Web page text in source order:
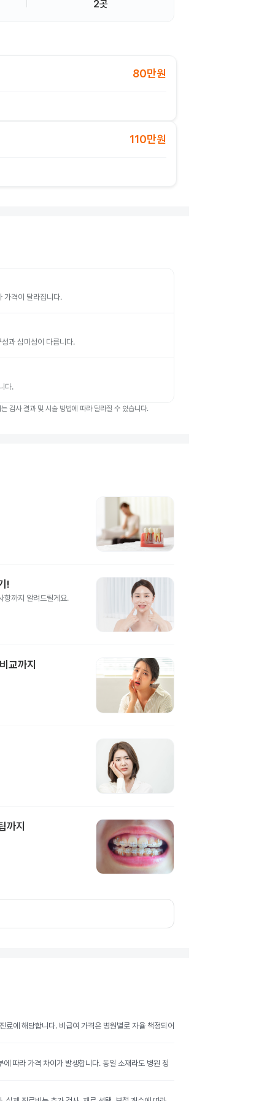
2곳
80만원
110만원
가격이 달라집니다.
과 심미성이 다릅니다.
다.
검사 결과 및 시술 방법에 따라 달라질 수 있습니다.
!
항까지 알려드릴게요.
교까지
까지
에 해당합니다. 비급여 가격은 병원별로 자율 책정되어
따라 가격 차이가 발생합니다. 동일 소재라도 병원 정